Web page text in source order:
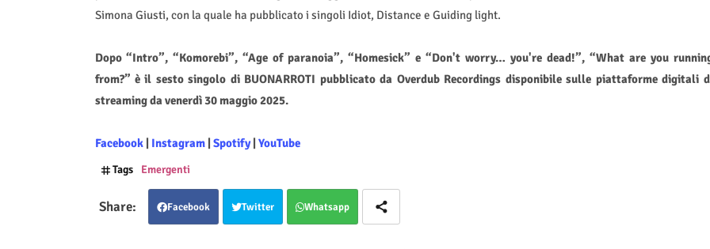
Simona Giusti, con la quale ha pubblicato i singoli Idiot, Distance e Guiding light.
Dopo “Intro”, “Komorebi”, “Age of paranoia”, “Homesick” e “Don't worry… you're dead!”, “What are you
from?” è il sesto singolo di BUONARROTI pubblicato da Overdub Recordings disponibile sulle piattaforme digitali
streaming da venerdì 30 maggio 2025.
Facebook| Instagram| Spotify| YouTube
Tags Emergenti
Facebook Twitter Whatsapp